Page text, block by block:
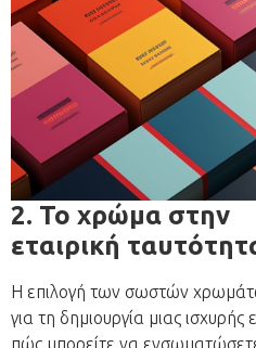
2. Το χρώμα στην
εταιρική
Η επιλογή των σωστών
για τη δημιουργία μιας ισχυρής